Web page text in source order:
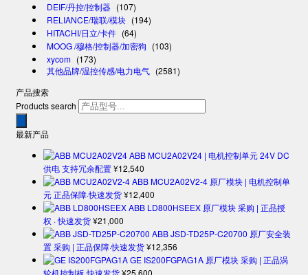
DEIF/丹控/控制器 (107)
RELIANCE/瑞联/模块 (194)
HITACHI/日立/卡件 (64)
MOOG /穆格/控制器/加密狗 (103)
xycom (173)
其他品牌/温控传感/电力电气 (2581)
产品搜索
Products search
最新产品
ABB MCU2A02V24 | 电机控制单元 24V DC
供电 支持冗余配置¥12,540
ABB MCU2A02V2-4 原厂模块 | 电机控制单
元 正品保障·快速发货¥12,400
ABB LD800HSEEX 原厂模块 采购 | 正品授
权 · 快速发货¥21,000
ABB JSD-TD25P-C20700 原厂安全装
置 采购 | 正品保障·快速发货¥12,356
GE IS200FGPAG1A 原厂模块 采购 | 正品涡
轮机控制板 快速发货¥25,600